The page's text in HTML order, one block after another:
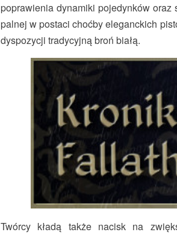
poprawienia dynamiki pojedynków oraz
palnej w postaci choćby eleganckich
dyspozycji tradycyjną broń białą.
Twórcy kładą także nacisk na